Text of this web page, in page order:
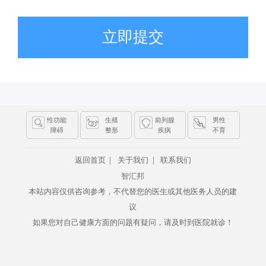
立即提交
性功能
障碍
生殖
整形
前列腺
疾病
男性
不育
返回首页 | 关于我们 |
联系我们
智汇邦
本站内容仅供咨询参考，不代替您的医生或其他医务人员的建
议
如果您对自己健康方面的问题有疑问，请及时到医院就诊！